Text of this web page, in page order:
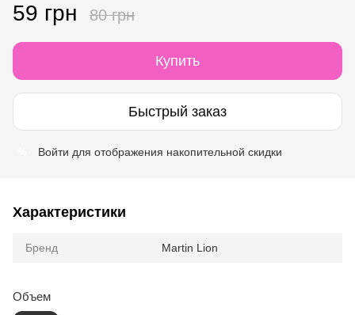
59 грн 80 грн
Купить
Быстрый заказ
Войти для отображения накопительной скидки
Характеристики
Бренд Martin Lion
Объем